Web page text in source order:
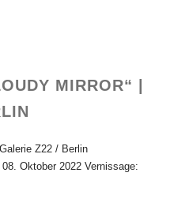
MIRROR“ |
Z22 / Berlin
Oktober 2022 Vernissage: